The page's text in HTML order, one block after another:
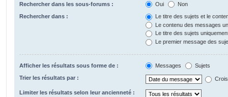
Rechercher dans les sous-forums : Oui Non
Rechercher dans :
Le titre des sujets et le
Le contenu des messages
Le titre des sujets
Le premier message des
Afficher les résultats sous forme de : Messages Sujets
Trier les résultats par :
Limiter les résultats selon leur ancienneté :